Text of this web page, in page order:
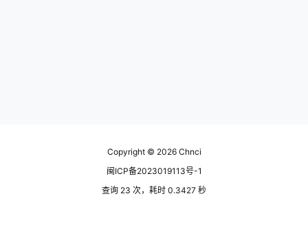
Copyright © 2026Chnci
闽ICP备2023019113号-1
查询 23 次，耗时 0.3427 秒